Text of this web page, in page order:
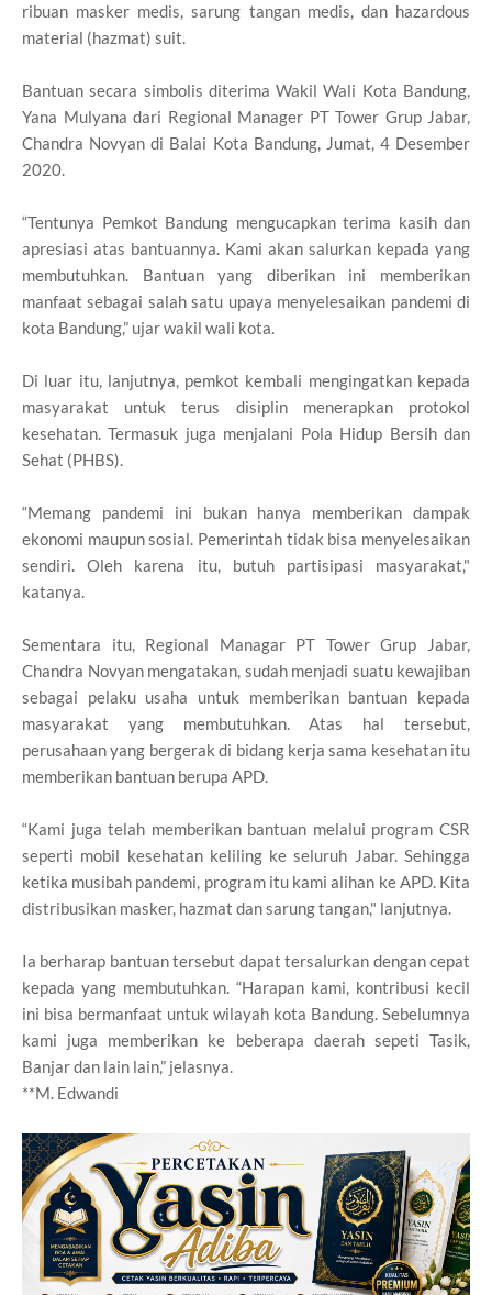
ribuan masker medis, sarung tangan medis, dan hazardous
material (hazmat) suit.
Bantuan secara simbolis diterima Wakil Wali Kota Bandung,
Yana Mulyana dari Regional Manager PT Tower Grup Jabar,
Chandra Novyan di Balai Kota Bandung, Jumat, 4 Desember
2020.
“Tentunya Pemkot Bandung mengucapkan terima kasih dan
apresiasi atas bantuannya. Kami akan salurkan kepada yang
membutuhkan. Bantuan yang diberikan ini memberikan
manfaat sebagai salah satu upaya menyelesaikan pandemi di
kota Bandung,” ujar wakil wali kota.
Di luar itu, lanjutnya, pemkot kembali mengingatkan kepada
masyarakat untuk terus disiplin menerapkan protokol
kesehatan. Termasuk juga menjalani Pola Hidup Bersih dan
Sehat (PHBS).
“Memang pandemi ini bukan hanya memberikan dampak
ekonomi maupun sosial. Pemerintah tidak bisa menyelesaikan
sendiri. Oleh karena itu, butuh partisipasi masyarakat,"
katanya.
Sementara itu, Regional Managar PT Tower Grup Jabar,
Chandra Novyan mengatakan, sudah menjadi suatu kewajiban
sebagai pelaku usaha untuk memberikan bantuan kepada
masyarakat yang membutuhkan. Atas hal tersebut,
perusahaan yang bergerak di bidang kerja sama kesehatan itu
memberikan bantuan berupa APD.
“Kami juga telah memberikan bantuan melalui program CSR
seperti mobil kesehatan keliling ke seluruh Jabar. Sehingga
ketika musibah pandemi, program itu kami alihan ke APD. Kita
distribusikan masker, hazmat dan sarung tangan," lanjutnya.
Ia berharap bantuan tersebut dapat tersalurkan dengan cepat
kepada yang membutuhkan. “Harapan kami, kontribusi kecil
ini bisa bermanfaat untuk wilayah kota Bandung. Sebelumnya
kami juga memberikan ke beberapa daerah sepeti Tasik,
Banjar dan lain lain,” jelasnya.
**M. Edwandi